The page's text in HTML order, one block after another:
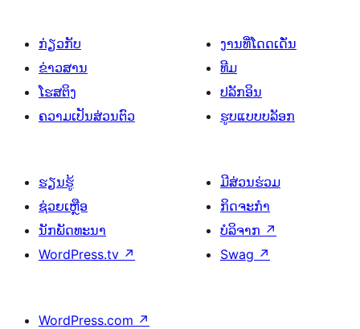
ກ່ຽວກັບ
ຂ່າວສານ
ໂຮສຕິງ
ຄວາມເປັນສ່ວນຕົວ
ງານທີ່ໂດດເດັ່ນ
ທີມ
ປລັກອິນ
ຮູບແບບບລັອກ
ຮຽນຮູ້
ຊ່ວຍເຫຼືອ
ນັກພັດທະນາ
WordPress.tv ↗
ມີສ່ວນຮ່ວມ
ກິດຈະກຳ
ບໍລິຈາກ ↗
Swag ↗
WordPress.com ↗